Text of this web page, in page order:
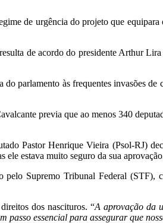
de urgência do projeto que
de acordo do presidente Arthur
parlamento às frequentes invasões
previa que ao menos 340
Pastor Henrique Vieira (Psol-RJ)
ele estava muito seguro da sua
Supremo Tribunal Federal
dos nascituros. “A aprovação da
essencial para assegurar que